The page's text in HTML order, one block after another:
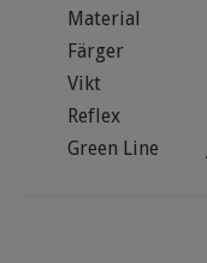
Material
Färger
Vikt
Reflex
Green Line